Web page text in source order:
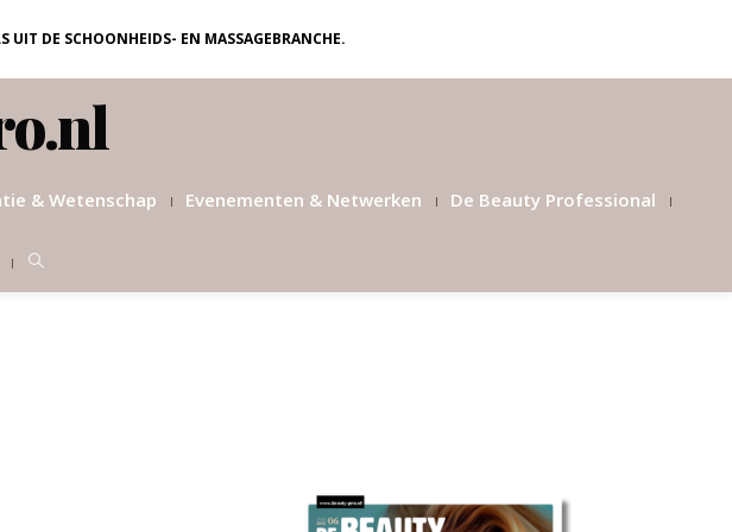
UIT DE SCHOONHEIDS- EN MASSAGEBRANCHE.
& Wetenschap Evenementen & Netwerken De Beauty Professional